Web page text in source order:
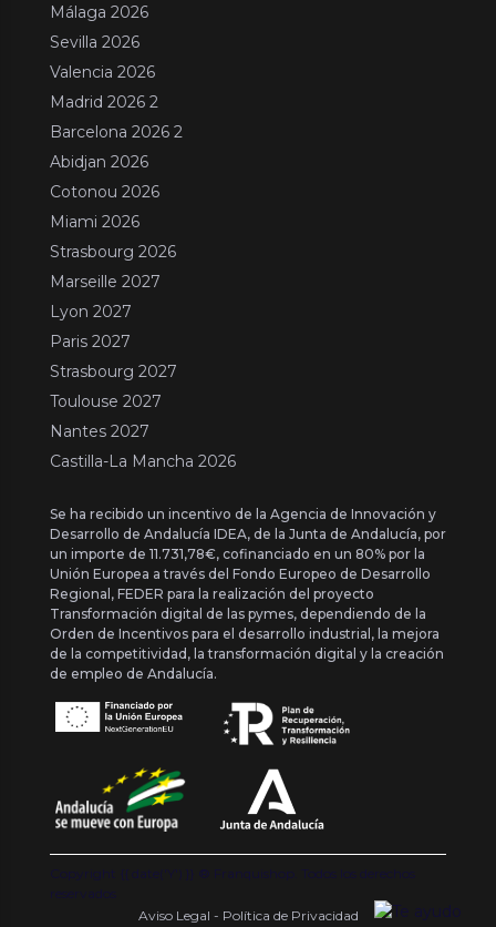
Málaga 2026
Sevilla 2026
Valencia 2026
Madrid 2026 2
Barcelona 2026 2
Abidjan 2026
Cotonou 2026
Miami 2026
Strasbourg 2026
Marseille 2027
Lyon 2027
Paris 2027
Strasbourg 2027
Toulouse 2027
Nantes 2027
Castilla-La Mancha 2026
Se ha recibido un incentivo de la Agencia de Innovación y
Desarrollo de Andalucía IDEA, de la Junta de Andalucía, por
un importe de 11.731,78€, cofinanciado en un 80% por la
Unión Europea a través del Fondo Europeo de Desarrollo
Regional, FEDER para la realización del proyecto
Transformación digital de las pymes, dependiendo de la
Orden de Incentivos para el desarrollo industrial, la mejora
de la competitividad, la transformación digital y la creación
de empleo de Andalucía.
Copyright {{ date('Y') }} ® Franquishop. Todos los derechos
reservados
Aviso Legal - Política de Privacidad